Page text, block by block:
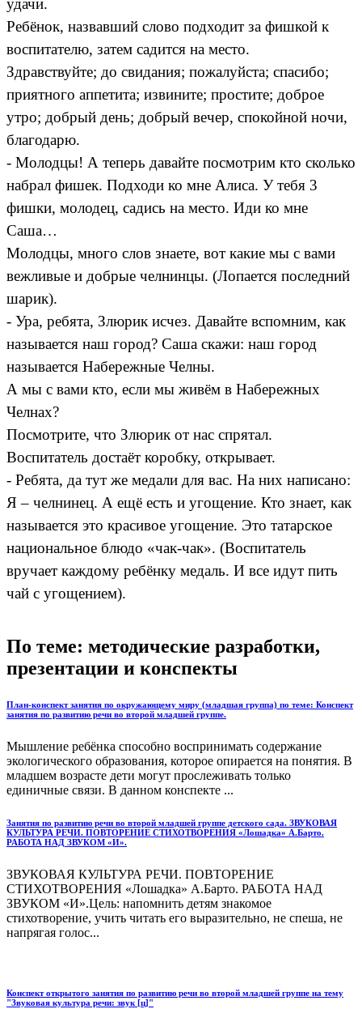
удачи.
Ребёнок, назвавший слово подходит за фишкой к
воспитателю, затем садится на место.
Здравствуйте; до свидания; пожалуйста; спасибо;
приятного аппетита; извините; простите; доброе
утро; добрый день; добрый вечер, спокойной ночи,
благодарю.
- Молодцы! А теперь давайте посмотрим кто сколько
набрал фишек. Подходи ко мне Алиса. У тебя 3
фишки, молодец, садись на место. Иди ко мне
Саша…
Молодцы, много слов знаете, вот какие мы с вами
вежливые и добрые челнинцы. (Лопается последний
шарик).
- Ура, ребята, Злюрик исчез. Давайте вспомним, как
называется наш город? Саша скажи: наш город
называется Набережные Челны.
А мы с вами кто, если мы живём в Набережных
Челнах?
Посмотрите, что Злюрик от нас спрятал.
Воспитатель достаёт коробку, открывает.
- Ребята, да тут же медали для вас. На них написано:
Я – челнинец. А ещё есть и угощение. Кто знает, как
называется это красивое угощение. Это татарское
национальное блюдо «чак-чак». (Воспитатель
вручает каждому ребёнку медаль. И все идут пить
чай с угощением).
По теме: методические разработки,
презентации и конспекты
План-конспект занятия по окружающему миру (младшая группа) по теме: Конспект
занятия по развитию речи во второй младшей группе.
Мышление ребёнка способно воспринимать содержание
экологического образования, которое опирается на понятия. В
младшем возрасте дети могут прослеживать только
единичные связи. В данном конспекте ...
Занятия по развитию речи во второй младшей группе детского сада. ЗВУКОВАЯ
КУЛЬТУРА РЕЧИ. ПОВТОРЕНИЕ СТИХОТВОРЕНИЯ «Лошадка» А.Барто.
РАБОТА НАД ЗВУКОМ «И».
ЗВУКОВАЯ КУЛЬТУРА РЕЧИ. ПОВТОРЕНИЕ
СТИХОТВОРЕНИЯ «Лошадка» А.Барто. РАБОТА НАД
ЗВУКОМ «И».Цель: напомнить детям знакомое
стихотворение, учить читать его выразительно, не спеша, не
напрягая голос...
Конспект открытого занятия по развитию речи во второй младшей группе на тему
"Звуковая культура речи: звук [ц]"